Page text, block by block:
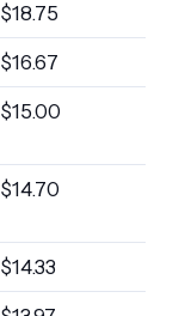
$18.75
$16.67
$15.00
$14.70
$14.33